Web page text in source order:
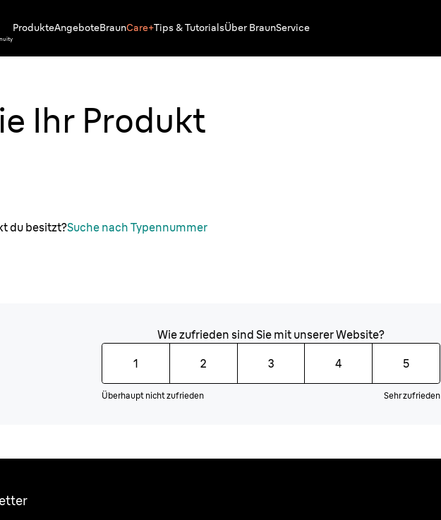
ProdukteAngeboteBraunCare+Tips & TutorialsÜber BraunService
Ihr Produkt
du besitzt?Suche nach Typennummer
Wie zufrieden sind Sie mit unserer Website?
1 2 3 4 5
Überhaupt nicht zufrieden Sehr zufrieden